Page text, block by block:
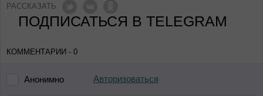
РАССКАЗАТЬ
ПОДПИСАТЬСЯ В TELEGRAM
КОММЕНТАРИИ - 0
Анонимно Авторизоваться